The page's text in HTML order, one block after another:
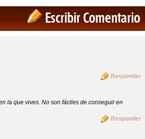
Escribir Comentario
Responder
la que vives. No son fáciles de conseguir en
Responder